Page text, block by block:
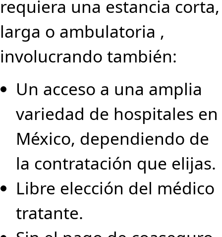
requiera una estancia corta,
larga o ambulatoria ,
involucrando también:
Un acceso a una amplia
variedad de hospitales en
México, dependiendo de
la contratación que elijas.
Libre elección del médico
tratante.